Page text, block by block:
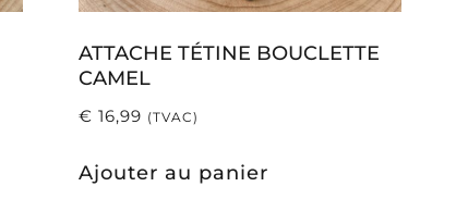
ATTACHE TÉTINE BOUCLETTE
CAMEL
€ 16,99 (TVAC)
Ajouter au panier